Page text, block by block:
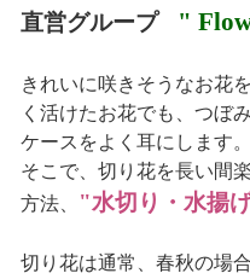
直営グループ
"
きれいに咲きそうなお花
く活けたお花でも、つぼ
ケースをよく耳にします。
そこで、切り花を長い間
方法、
"水切り・水揚
切り花は通常、春秋の場